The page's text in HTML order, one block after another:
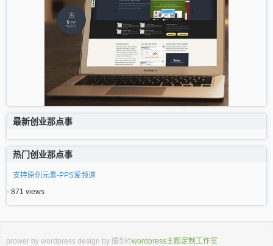
最新创业那点事
热门创业那点事
支持原创元素-PPS爱频道
- 871 views
prower by wordpress design by 酷剑 ©wordpress主题定制工作室